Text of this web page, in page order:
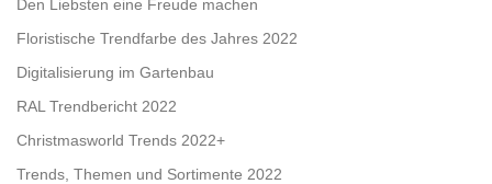
Den Liebsten eine Freude machen
Floristische Trendfarbe des Jahres 2022
Digitalisierung im Gartenbau
RAL Trendbericht 2022
Christmasworld Trends 2022+
Trends, Themen und Sortimente 2022